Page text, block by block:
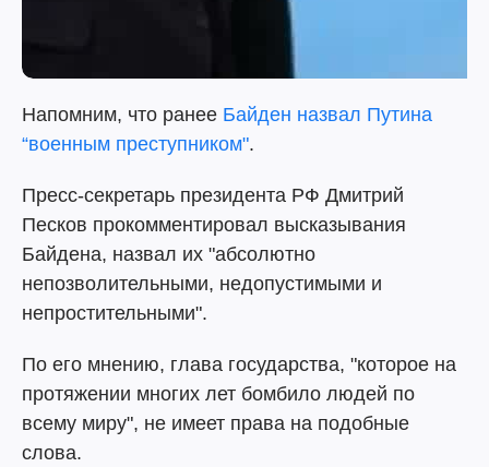
Напомним, что ранее Байден назвал Путина
“военным преступником".
Пресс-секретарь президента РФ Дмитрий
Песков прокомментировал высказывания
Байдена, назвал их "абсолютно
непозволительными, недопустимыми и
непростительными".
По его мнению, глава государства, "которое на
протяжении многих лет бомбило людей по
всему миру", не имеет права на подобные
слова.